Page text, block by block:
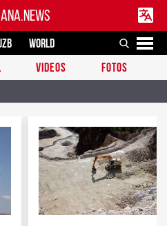
WORLD
VIDEOS FOTOS